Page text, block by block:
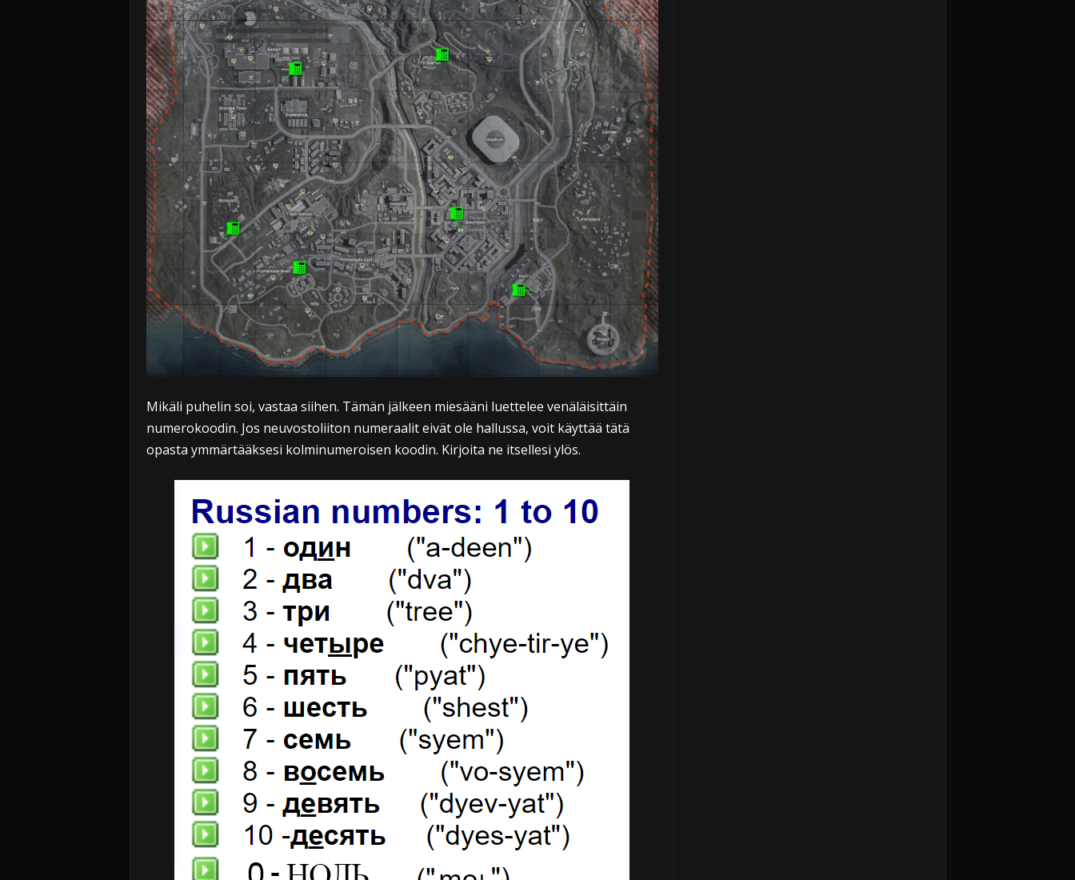
Mikäli puhelin soi, vastaa siihen. Tämän jälkeen miesääni luettelee venäläisittäin
numerokoodin. Jos neuvostoliiton numeraalit eivät ole hallussa, voit käyttää tätä
opasta ymmärtääksesi kolminumeroisen koodin. Kirjoita ne itsellesi ylös.